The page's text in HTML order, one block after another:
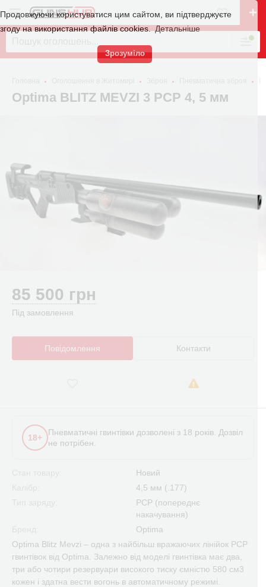
Продовжуючи користуватися цим сайтом, ви підтверджуєте
згоду на використання файлів cookies.
Детальніше
Зрозуміло
Optima BLITZ MEVZI 3 PCP 4, 5 мм
85 500 грн
Під замовлення
Повідомлення Контакти
18+
Пневматичні гвинтівки дозволені з 18 років. Дозвіл
не потрібен.
Новий
4,5 мм (.177)
PCP (попереднє
накачування)
Optima
Optima Blitz Mevzi – одна з найбільш вражаючих лінійок PCP
гвинтівок від Optima. Залежно від моделі гвинтівка має два,
три або чотири резервуари високого тиску ємністю 580 см3
кожен і здатна вести вогонь в автоматичному режимі.